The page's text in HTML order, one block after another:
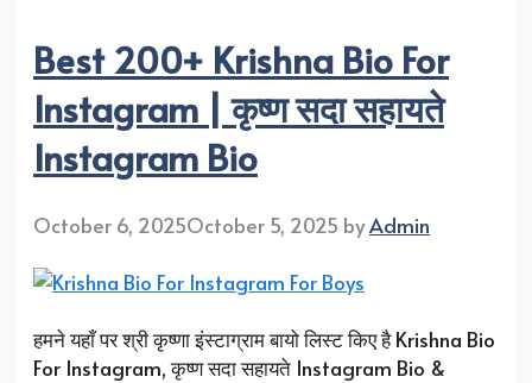
Best 200+ Krishna Bio For
Instagram | कृष्ण सदा सहायते
Instagram Bio
October 6, 2025October 5, 2025 byAdmin
हमने यहाँ पर श्री कृष्णा इंस्टाग्राम बायो लिस्ट किए है Krishna Bio
For Instagram, कृष्ण सदा सहायते Instagram Bio &